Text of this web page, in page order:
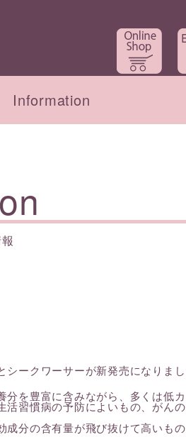
Information
ークワーサーが新発売になりまし
を豊富に含みながら、多くは低
習慣病の予防によいもの、がん
成分の含有量が飛び抜けて高いも